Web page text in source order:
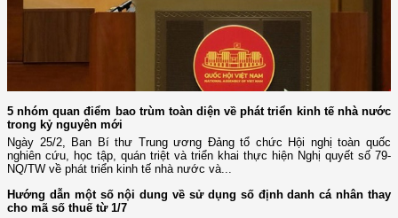
5 nhóm quan điểm bao trùm toàn diện về phát triển kinh tế nhà nước
trong kỷ nguyên mới
Ngày 25/2, Ban Bí thư Trung ương Đảng tổ chức Hội nghị toàn quốc
nghiên cứu, học tập, quán triệt và triển khai thực hiện Nghị quyết số 79-
NQ/TW về phát triển kinh tế nhà nước và...
Hướng dẫn một số nội dung về sử dụng số định danh cá nhân thay
cho mã số thuế từ 1/7